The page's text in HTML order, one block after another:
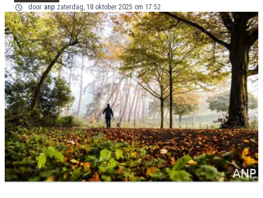
door anp zaterdag, 18 oktober 2025 om 17:52